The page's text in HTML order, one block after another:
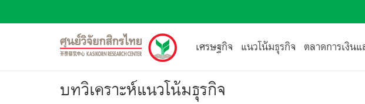
เศรษฐกิจ แนวโน้มธุรกิจ ตลาดการเงิน
บทวิเคราะห์แนวโน้มธุรกิจ